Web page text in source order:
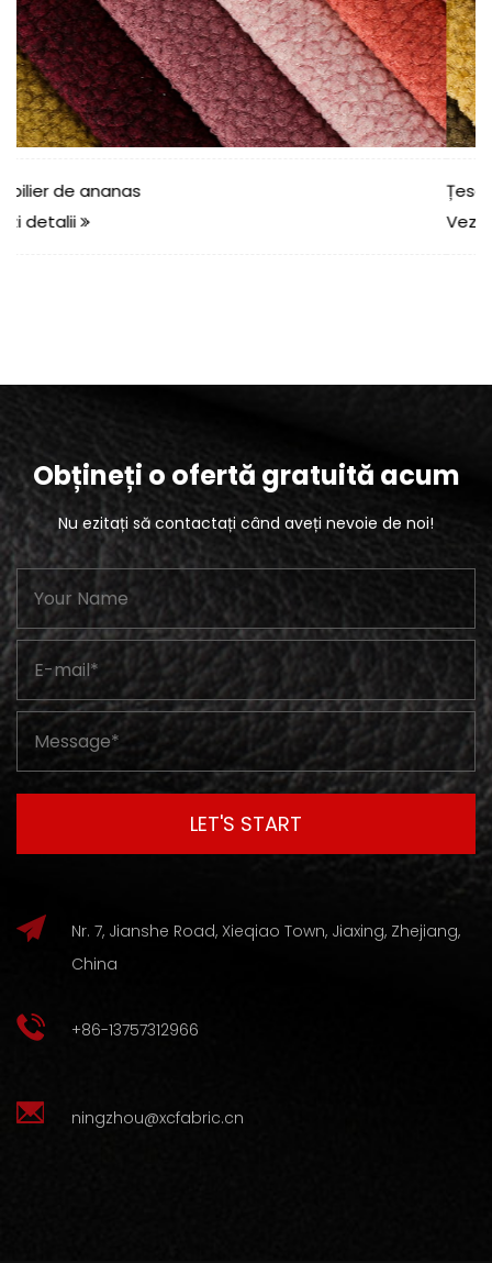
Țesătură de mobilier canapea de ananas
Vezi detalii
Obțineți o ofertă gratuită acum
Nu ezitați să contactați când aveți nevoie de noi!
Nr. 7, Jianshe Road, Xieqiao Town, Jiaxing, Zhejiang,
China
+86-13757312966
ningzhou@xcfabric.cn